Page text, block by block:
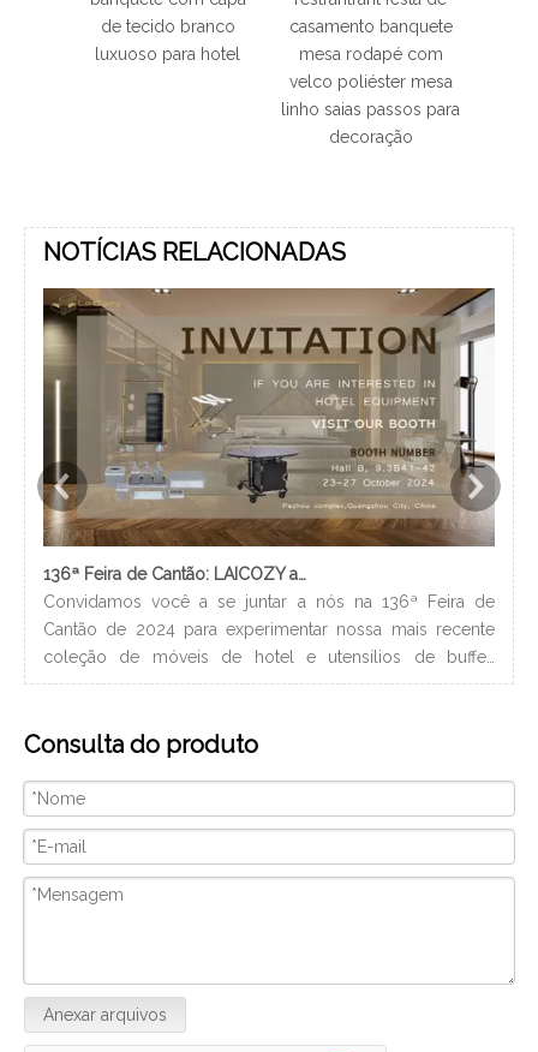
para hotel
casamento banquete
mesa rodapé com
velco poliéster mesa
linho saias passos para
de casamento
suprimentos elastano
tecido lycra fantasia
cadeira capa universal
estiramento elástico
NOTÍCIAS RELACIONADAS
136ª Feira de Cantão: LAICOZY apresenta o futuro dos móveis para hotéis e utensílios de buffet
Convidamos você a se juntar a nós na 136ª Feira de
Cantão de 2024 para experimentar nossa mais recente
coleção de móveis de hotel e utensílios de buffet.
Estamos ansiosos para nos conectar com profissionais da
nossa paixão por artesanato de qualidade e design
Consulta do produto
Anexar arquivos